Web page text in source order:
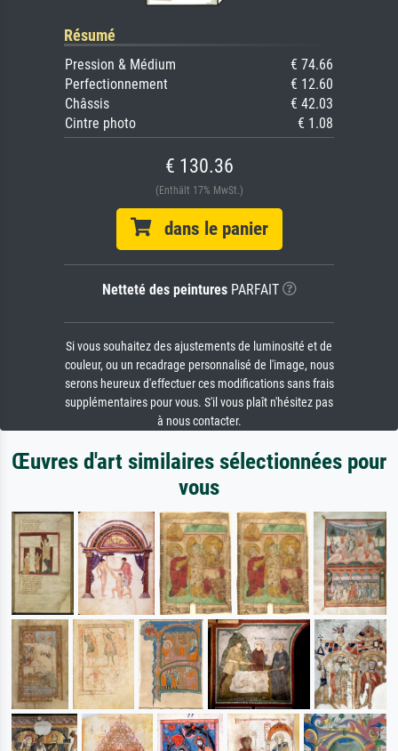
Résumé
Pression & Médium
€ 74.66
Perfectionnement
€ 12.60
Châssis
€ 42.03
Cintre photo
€ 1.08
€ 130.36
(Enthält 17% MwSt.)
dans le panier
Netteté des peinturesPARFAIT
Si vous souhaitez des ajustements de luminosité et de
couleur, ou un recadrage personnalisé de l'image, nous
serons heureux d'effectuer ces modifications sans frais
supplémentaires pour vous. S'il vous plaît n'hésitez pas
à nous contacter.
Œuvres d'art similaires sélectionnées pour
vous